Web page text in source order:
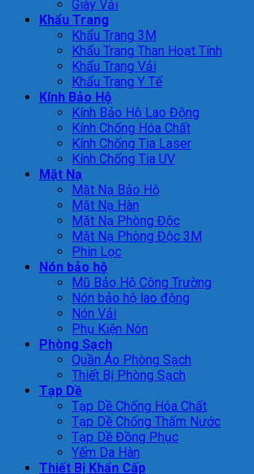
Giày Vải
Khẩu Trang
Khẩu Trang 3M
Khẩu Trang Than Hoạt Tính
Khẩu Trang Vải
Khẩu Trang Y Tế
Kính Bảo Hộ
Kính Bảo Hộ Lao Động
Kính Chống Hóa Chất
Kính Chống Tia Laser
Kính Chống Tia UV
Mặt Nạ
Mặt Nạ Bảo Hộ
Mặt Nạ Hàn
Mặt Nạ Phòng Độc
Mặt Nạ Phòng Độc 3M
Phin Lọc
Nón bảo hộ
Mũ Bảo Hộ Công Trường
Nón bảo hộ lao động
Nón Vải
Phụ Kiện Nón
Phòng Sạch
Quần Áo Phòng Sạch
Thiết Bị Phòng Sạch
Tạp Dề
Tạp Dề Chống Hóa Chất
Tạp Dề Chống Thấm Nước
Tạp Dề Đồng Phục
Yếm Da Hàn
Thiết Bị Khẩn Cấp